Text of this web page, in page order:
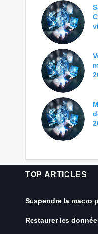
TOP ARTICLES
Suspendre la macro
Restaurer les